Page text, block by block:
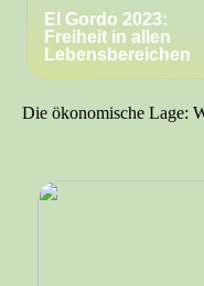
El Gordo 2023:
Freiheit in allen
Lebensbereichen
Die ökonomische Lage: